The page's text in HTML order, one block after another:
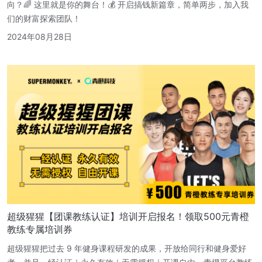
向？🌈 这里就是你的舞台！💰 开启搞钱新篇章，简单两步，加入我
们的财富探索团队！
2024年08月28日
超级猩猩【团课教练认证】培训开启报名！领取500元青橙
教练专属培训券
超级猩猩把过去 9 年健身课程研发的成果，开放给同行和健身爱好